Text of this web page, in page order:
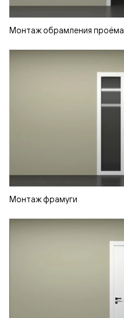
Монтаж обрамления проёма
Монтаж фрамуги